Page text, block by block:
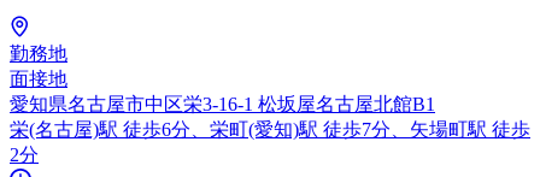
勤務地
面接地
愛知県名古屋市中区栄3-16-1 松坂屋名古屋北館B1
栄(名古屋)駅 徒歩6分、栄町(愛知)駅 徒歩7分、矢場町駅 徒歩
2分